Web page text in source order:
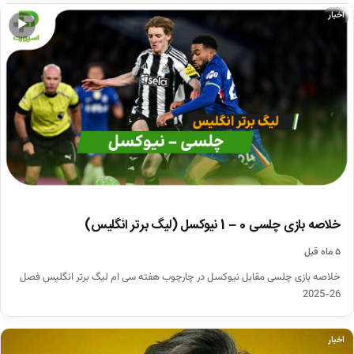
▶
اخبار
خلاصه بازی چلسی 0 – 1 نیوکسل (لیگ برتر انگلیس)
۵ ماه قبل
خلاصه بازی چلسی مقابل نیوکسل در چارچوب هفته سی ام لیگ برتر انگلیس فصل
26-2025
اخبار